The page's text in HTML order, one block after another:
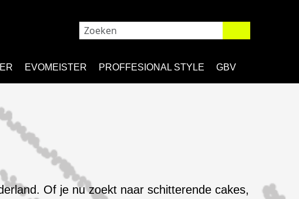
EVOMEISTER PROFFESIONAL STYLE GBV
Of je nu zoekt naar schitterende cakes,